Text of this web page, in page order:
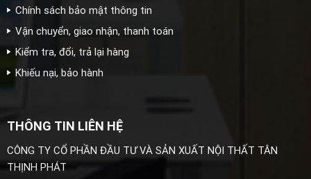
Chính sách bảo mật thông tin
Vận chuyển, giao nhận, thanh toán
Kiểm tra, đổi, trả lại hàng
Khiếu nại, bảo hành
THÔNG TIN LIÊN HỆ
CÔNG TY CỔ PHẦN ĐẦU TƯ VÀ SẢN XUẤT NỘI THẤT TÂN
THỊNH PHÁT